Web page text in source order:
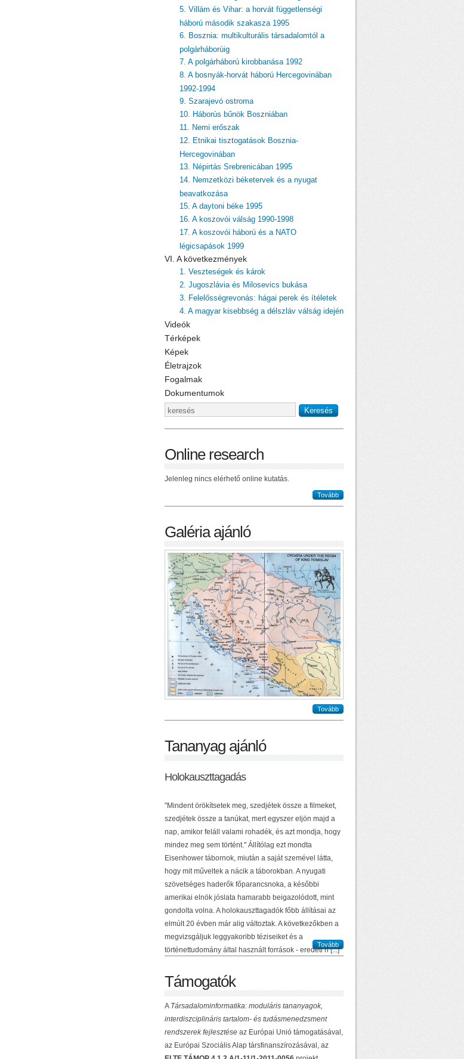
5. Villám és Vihar: a horvát függetlenségi
háború második szakasza 1995
6. Bosznia: multikulturális társadalomtól a
polgárháborúig
7. A polgárháború kirobbanása 1992
8. A bosnyák-horvát háború Hercegovinában
1992-1994
9. Szarajevó ostroma
10. Háborús bűnök Boszniában
11. Nemi erőszak
12. Etnikai tisztogatások Bosznia-
Hercegovinában
13. Népirtás Srebrenicában 1995
14. Nemzetközi béketervek és a nyugat
beavatkozása
15. A daytoni béke 1995
16. A koszovói válság 1990-1998
17. A koszovói háború és a NATO
légicsapások 1999
VI. A következmények
1. Veszteségek és károk
2. Jugoszlávia és Milosevics bukása
3. Felelősségrevonás: hágai perek és ítéletek
4. A magyar kisebbség a délszláv válság idején
Videók
Térképek
Képek
Életrajzok
Fogalmak
Dokumentumok
Online research
Jelenleg nincs elérhető online kutatás.
Tovább
Galéria ajánló
Tovább
Tananyag ajánló
Holokauszttagadás
"Mindent örökítsetek meg, szedjétek össze a filmeket,
szedjétek össze a tanúkat, mert egyszer eljön majd a
nap, amikor feláll valami rohadék, és azt mondja, hogy
mindez meg sem történt." Állítólag ezt mondta
Eisenhower tábornok, miután a saját szemével látta,
hogy mit műveltek a nácik a táborokban. A nyugati
szövetséges haderők főparancsnoka, a későbbi
amerikai elnök jóslata hamarabb beigazolódott, mint
gondolta volna. A holokauszttagadók főbb állításai az
elmúlt 20 évben már alig változtak. A következőkben a
megvizsgáljuk leggyakoribb téziseiket és a
történettudomány által használt források - eredeti n [...]
Tovább
Támogatók
A Társadalominformatika: moduláris tananyagok,
interdiszciplináris tartalom- és tudásmenedzsment
rendszerek fejlesztése az Európai Unió támogatásával,
az Európai Szociális Alap társfinanszírozásával, az